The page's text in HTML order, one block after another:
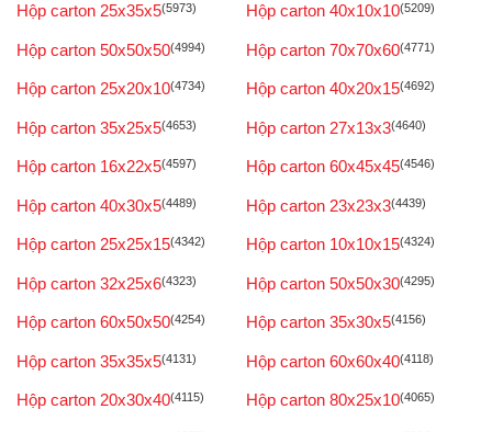
Hộp carton 25x35x5(5973) Hộp carton 40x10x10(5209)
Hộp carton 50x50x50(4994) Hộp carton 70x70x60(4771)
Hộp carton 25x20x10(4734) Hộp carton 40x20x15(4692)
Hộp carton 35x25x5(4653) Hộp carton 27x13x3(4640)
Hộp carton 16x22x5(4597) Hộp carton 60x45x45(4546)
Hộp carton 40x30x5(4489) Hộp carton 23x23x3(4439)
Hộp carton 25x25x15(4342) Hộp carton 10x10x15(4324)
Hộp carton 32x25x6(4323) Hộp carton 50x50x30(4295)
Hộp carton 60x50x50(4254) Hộp carton 35x30x5(4156)
Hộp carton 35x35x5(4131) Hộp carton 60x60x40(4118)
Hộp carton 20x30x40(4115) Hộp carton 80x25x10(4065)